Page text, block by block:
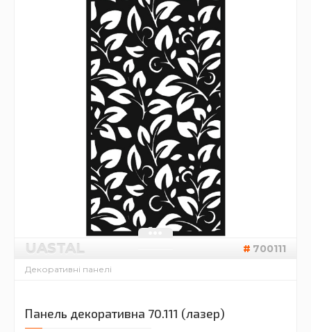
UASTAL 700111
Декоративні панелі
Панель декоративна 70.111 (лазер)